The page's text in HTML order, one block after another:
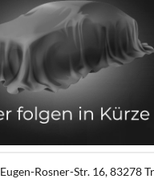
Eugen-Rosner-Str. 16,83278